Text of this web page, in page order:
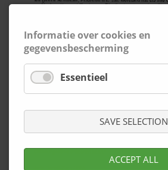
Informatie over cookies en
gegevensbescherming
Essentieel
SAVE SELECTION
ACCEPT ALL